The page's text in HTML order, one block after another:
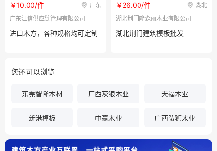
广东
￥10.00/件
广东江信供应链管理有限公司
进口木方，各种规格均可定制
湖北
￥26.00/件
湖北荆门隆森丽木业有限公司
湖北荆门建筑模板批发
您还可以浏览
东莞智隆木材 广西灰狼木业 天福木业
新港模板 中豪木业 广西弘狮木业